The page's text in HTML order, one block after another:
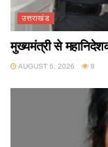
उत्तराखंड
मुख्यमंत्री से
AUGUST 6, 2026 8